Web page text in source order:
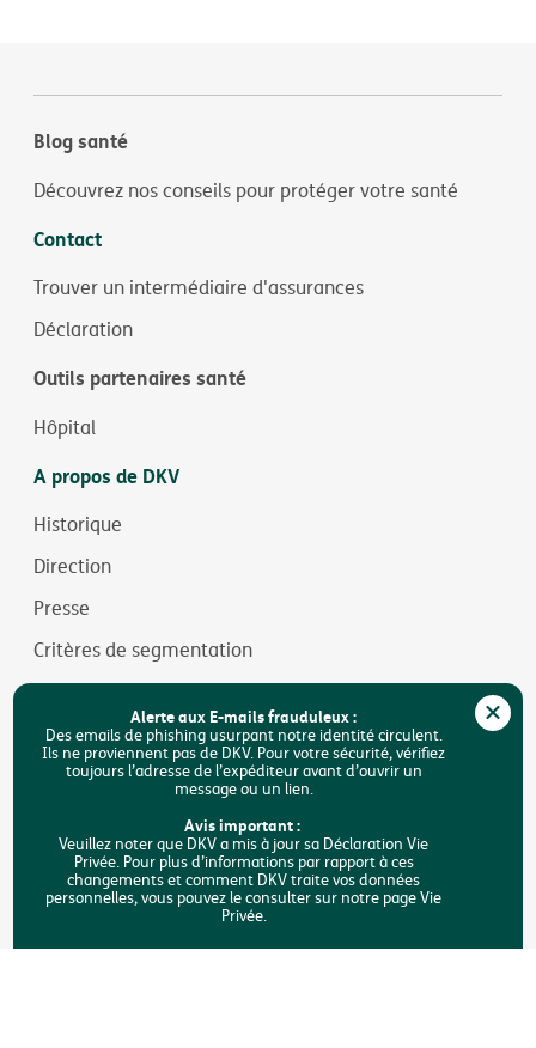
Blog santé
Découvrez nos conseils pour protéger votre santé
Contact
Trouver un intermédiaire d'assurances
Déclaration
Outils partenaires santé
Hôpital
A propos de DKV
Historique
Direction
Presse
Critères de segmentation
Jobs
Durabilité
Accessibilité
Rechercher
Alerte aux E-mails frauduleux :
Des emails de phishing usurpant notre identité circulent.
Ils ne proviennent pas de DKV. Pour votre sécurité, vérifiez
toujours l’adresse de l’expéditeur avant d’ouvrir un
message ou un lien.
Avis important :
Veuillez noter que DKV a mis à jour sa Déclaration Vie
Privée. Pour plus d’informations par rapport à ces
changements et comment DKV traite vos données
personnelles, vous pouvez le consulter sur notre page Vie
Privée.